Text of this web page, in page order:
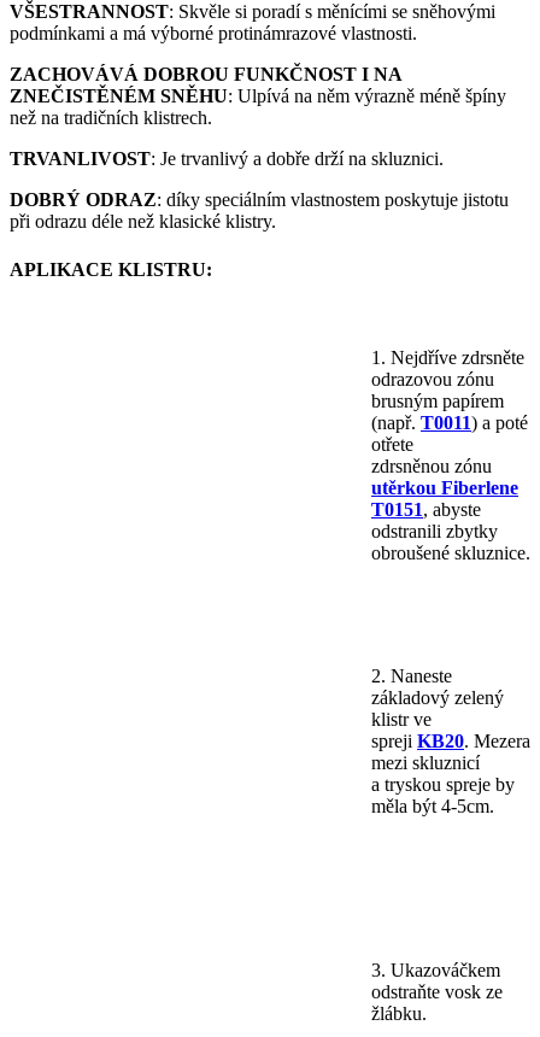
VŠESTRANNOST: Skvěle si poradí s měnícími se sněhovými
podmínkami a má výborné protinámrazové vlastnosti.
ZACHOVÁVÁ DOBROU FUNKČNOST I NA
ZNEČISTĚNÉM SNĚHU: Ulpívá na něm výrazně méně špíny
než na tradičních klistrech.
TRVANLIVOST: Je trvanlivý a dobře drží na skluznici.
DOBRÝ ODRAZ: díky speciálním vlastnostem poskytuje jistotu
při odrazu déle než klasické klistry.
APLIKACE KLISTRU:
1. Nejdříve zdrsněte
odrazovou zónu
brusným papírem
(např. T0011) a poté
otřete
zdrsněnou zónu
utěrkou Fiberlene
T0151, abyste
odstranili zbytky
obroušené skluznice.
2. Naneste
základový zelený
klistr ve
spreji KB20. Mezera
mezi skluznicí
a tryskou spreje by
měla být 4-5cm.
3. Ukazováčkem
odstraňte vosk ze
žlábku.